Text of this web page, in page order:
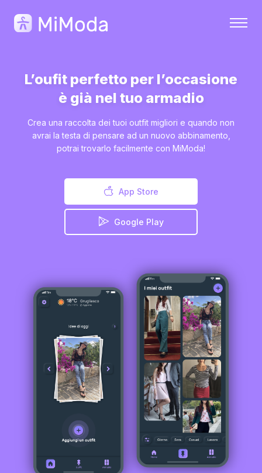
L’oufit perfetto per l’occasione
è già nel tuo armadio
Crea una raccolta dei tuoi outfit migliori e quando non
avrai la testa di pensare ad un nuovo abbinamento,
potrai trovarlo facilmente con MiModa!
App Store
Google Play